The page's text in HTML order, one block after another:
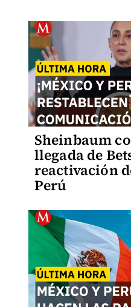
Sheinbaum
llegada de
reactivación
Perú